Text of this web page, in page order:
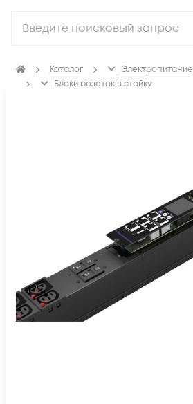
Каталог
Электропитание
Блоки розеток в стойку